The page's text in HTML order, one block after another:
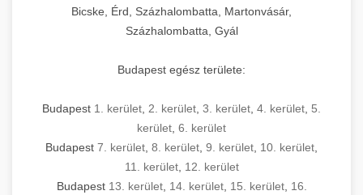
Bicske, Érd, Százhalombatta, Martonvásár,
Százhalombatta, Gyál
Budapest egész területe:
Budapest 1. kerület, 2. kerület, 3. kerület, 4. kerület, 5.
kerület, 6. kerület
Budapest 7. kerület, 8. kerület, 9. kerület, 10. kerület,
11. kerület, 12. kerület
Budapest 13. kerület, 14. kerület, 15. kerület, 16.